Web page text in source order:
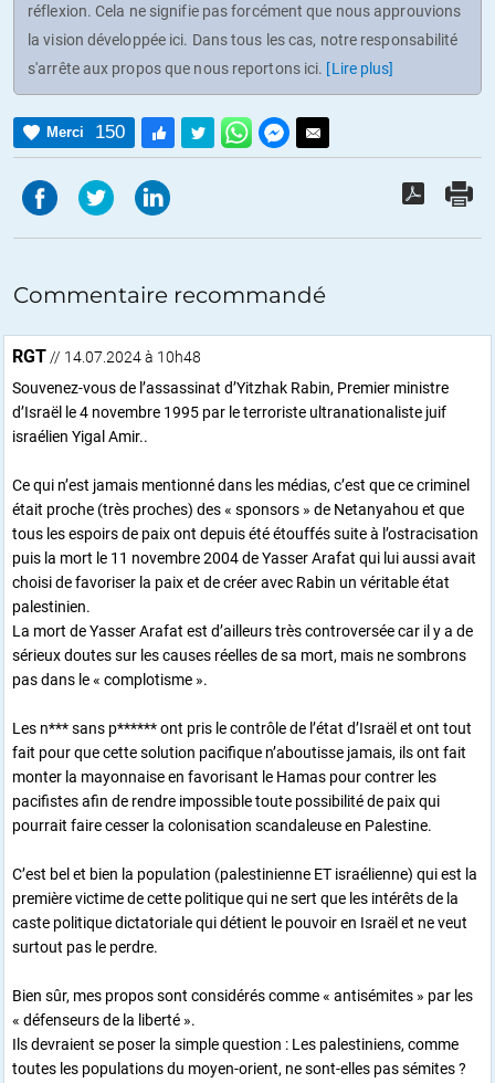
réflexion. Cela ne signifie pas forcément que nous approuvions
la vision développée ici. Dans tous les cas, notre responsabilité
s'arrête aux propos que nous reportons ici. [Lire plus]
Merci 150
Commentaire recommandé
RGT // 14.07.2024 à 10h48
Souvenez-vous de l’assassinat d’Yitzhak Rabin, Premier ministre
d’Israël le 4 novembre 1995 par le terroriste ultranationaliste juif
israélien Yigal Amir..
Ce qui n’est jamais mentionné dans les médias, c’est que ce criminel
était proche (très proches) des « sponsors » de Netanyahou et que
tous les espoirs de paix ont depuis été étouffés suite à l’ostracisation
puis la mort le 11 novembre 2004 de Yasser Arafat qui lui aussi avait
choisi de favoriser la paix et de créer avec Rabin un véritable état
palestinien.
La mort de Yasser Arafat est d’ailleurs très controversée car il y a de
sérieux doutes sur les causes réelles de sa mort, mais ne sombrons
pas dans le « complotisme ».
Les n*** sans p****** ont pris le contrôle de l’état d’Israël et ont tout
fait pour que cette solution pacifique n’aboutisse jamais, ils ont fait
monter la mayonnaise en favorisant le Hamas pour contrer les
pacifistes afin de rendre impossible toute possibilité de paix qui
pourrait faire cesser la colonisation scandaleuse en Palestine.
C’est bel et bien la population (palestinienne ET israélienne) qui est la
première victime de cette politique qui ne sert que les intérêts de la
caste politique dictatoriale qui détient le pouvoir en Israël et ne veut
surtout pas le perdre.
Bien sûr, mes propos sont considérés comme « antisémites » par les
« défenseurs de la liberté ».
Ils devraient se poser la simple question : Les palestiniens, comme
toutes les populations du moyen-orient, ne sont-elles pas sémites ?